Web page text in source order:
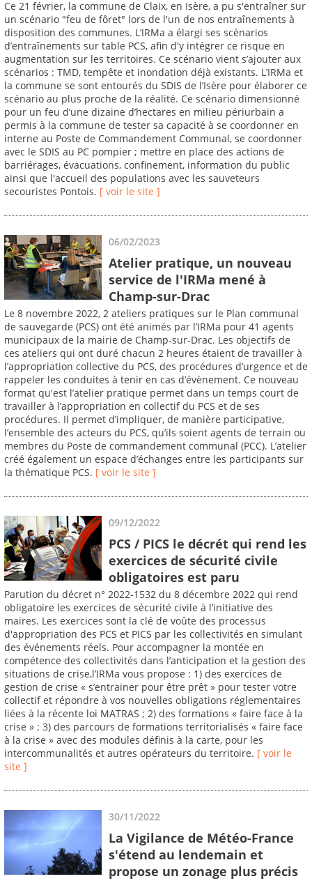
Ce 21 février, la commune de Claix, en Isère, a pu s'entraîner sur
un scénario "feu de fôret" lors de l'un de nos entraînements à
disposition des communes. L’IRMa a élargi ses scénarios
d’entraînements sur table PCS, afin d'y intégrer ce risque en
augmentation sur les territoires. Ce scénario vient s’ajouter aux
scénarios : TMD, tempête et inondation déjà existants. L’IRMa et
la commune se sont entourés du SDIS de l’Isère pour élaborer ce
scénario au plus proche de la réalité. Ce scénario dimensionné
pour un feu d’une dizaine d’hectares en milieu périurbain a
permis à la commune de tester sa capacité à se coordonner en
interne au Poste de Commandement Communal, se coordonner
avec le SDIS au PC pompier ; mettre en place des actions de
barriérages, évacuations, confinement, information du public
ainsi que l'accueil des populations avec les sauveteurs
secouristes Pontois. [ voir le site ]
06/02/2023
Atelier pratique, un nouveau
service de l'IRMa mené à
Champ-sur-Drac
Le 8 novembre 2022, 2 ateliers pratiques sur le Plan communal
de sauvegarde (PCS) ont été animés par l’IRMa pour 41 agents
municipaux de la mairie de Champ-sur-Drac. Les objectifs de
ces ateliers qui ont duré chacun 2 heures étaient de travailler à
l’appropriation collective du PCS, des procédures d’urgence et de
rappeler les conduites à tenir en cas d’évènement. Ce nouveau
format qu'est l’atelier pratique permet dans un temps court de
travailler à l’appropriation en collectif du PCS et de ses
procédures. Il permet d’impliquer, de manière participative,
l’ensemble des acteurs du PCS, qu’ils soient agents de terrain ou
membres du Poste de commandement communal (PCC). L’atelier
créé également un espace d’échanges entre les participants sur
la thématique PCS. [ voir le site ]
09/12/2022
PCS / PICS le décrét qui rend les
exercices de sécurité civile
obligatoires est paru
Parution du décret n° 2022-1532 du 8 décembre 2022 qui rend
obligatoire les exercices de sécurité civile à l’initiative des
maires. Les exercices sont la clé de voûte des processus
d'appropriation des PCS et PICS par les collectivités en simulant
des événements réels. Pour accompagner la montée en
compétence des collectivités dans l’anticipation et la gestion des
situations de crise,l’IRMa vous propose : 1) des exercices de
gestion de crise « s’entrainer pour être prêt » pour tester votre
collectif et répondre à vos nouvelles obligations réglementaires
liées à la récente loi MATRAS ; 2) des formations « faire face à la
crise » ; 3) des parcours de formations territorialisés « faire face
à la crise » avec des modules définis à la carte, pour les
intercommunalités et autres opérateurs du territoire. [ voir le
site ]
30/11/2022
La Vigilance de Météo-France
s'étend au lendemain et
propose un zonage plus précis